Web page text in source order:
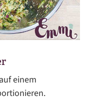
einem